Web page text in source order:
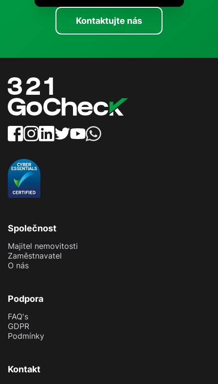
Kontaktujte nás
Společnost
Majitel nemovitosti
Zaměstnavatel
O nás
Podpora
FAQ's
GDPR
Podmínky
Kontakt